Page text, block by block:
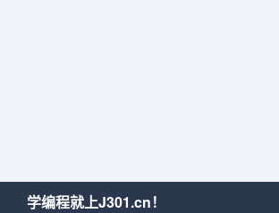
学编程就上J301.cn！